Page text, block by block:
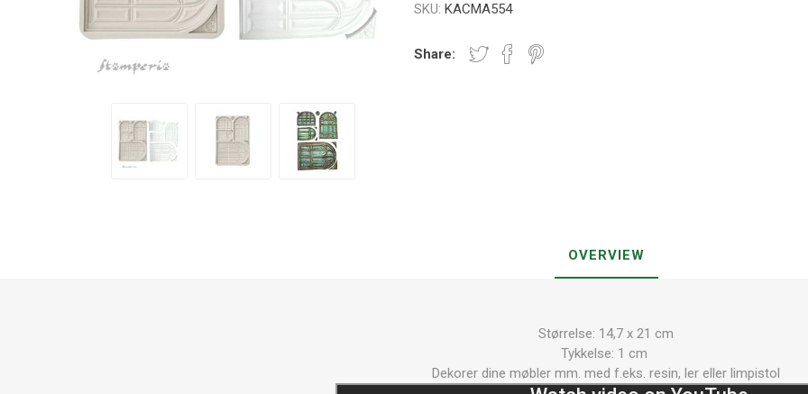
SKU: KACMA554
Share:
OVERVIEW
Størrelse: 14,7 x 21 cm
Tykkelse: 1 cm
Dekorer dine møbler mm. med f.eks. resin, ler eller limpistol